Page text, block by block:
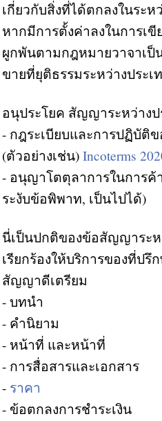
เกี่ยวกับสิ่งที่ได้ตกลงในระห
หากมีการตั้งค่าลงในการเ
ผูกพันตามกฎหมายวาจาเป็
ขายที่ยุติธรรมระหว่างประเ
อนุประโยค สัญญาระหว่าง
- กฎระเบียบและการปฏิบัติ
(ตัวอย่างเช่น) Incoterms
- อนุญาโตตุลาการในการค้
ระงับข้อพิพาท, เป็นไปได้)
นี่เป็นปกติของข้อสัญญาระห
เรียกร้องให้บริการของที่ป
สัญญาดีเตรียม
- บทนำ
- คำนิยาม
- หน้าที่ และหน้าที่
- การสื่อสารและเอกสาร
- ราคา
- ข้อตกลงการชำระเงิน